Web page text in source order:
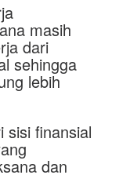
masih
dari
sehingga
lebih
sisi finansial
dan